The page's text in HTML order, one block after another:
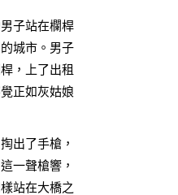
子站在欄桿
城市。男子
，上了出租
正如灰姑娘
出了手槍，
一聲槍響，
站在大橋之